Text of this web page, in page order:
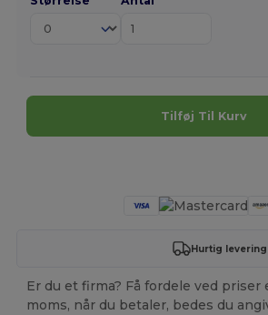
Tilføj Til Kurv
Hurtig levering
Er du et firma? Få fordele ved priser
moms, når du betaler, bedes du